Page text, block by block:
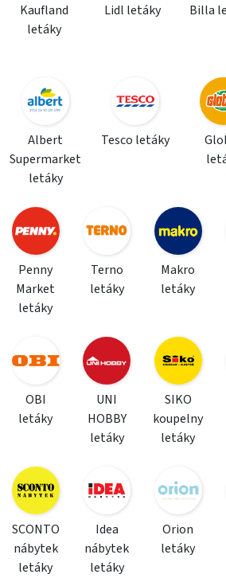
Kaufland
letáky
Lidl letáky Billa
Albert
Supermarket
letáky
Tesco letáky
Penny
Market
letáky
Terno
letáky
Makro
letáky
OBI
letáky
UNI
HOBBY
letáky
SIKO
koupelny
letáky
SCONTO
nábytek
letáky
Idea
nábytek
letáky
Orion
letáky